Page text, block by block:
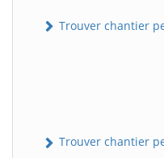
Trouver chantier
Trouver chantier